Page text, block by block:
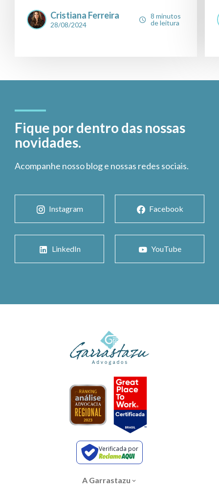
Cristiana Ferreira
28/08/2024
8 minutos
de leitura
Fique por dentro das nossas
novidades.
Acompanhe nosso blog e nossas redes sociais.
Instagram Facebook
LinkedIn YouTube
Verificada por
A Garrastazu